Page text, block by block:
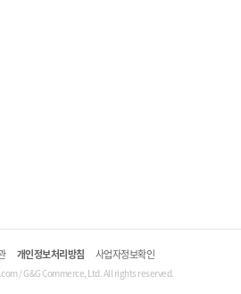
개인정보처리방침 사업자정보확인
/ G&G Commerce, Ltd. All rights reserved.